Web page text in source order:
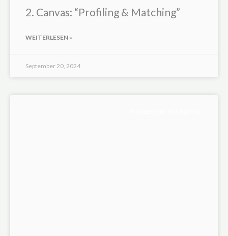
2. Canvas: “Profiling & Matching”
WEITERLESEN »
September 20, 2024